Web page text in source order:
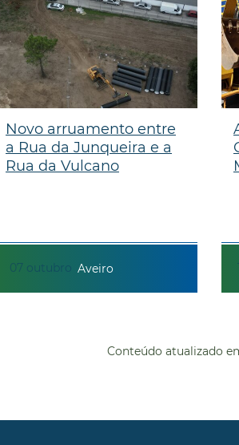
07 outubro
Novo arruamento entre
a Rua da Junqueira e a
Rua da Vulcano
Aveiro
Conteúdo atualizado